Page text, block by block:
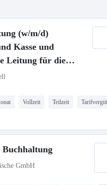
(w/m/d)
Kasse und
Leitung für die
Vollzeit Teilzeit
GmbH